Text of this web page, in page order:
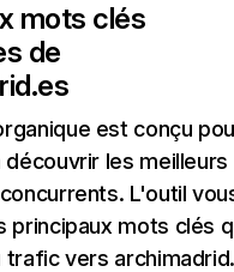
mots clés
de
est conçu
découvrir les
L'outil
principaux mots clés
trafic vers